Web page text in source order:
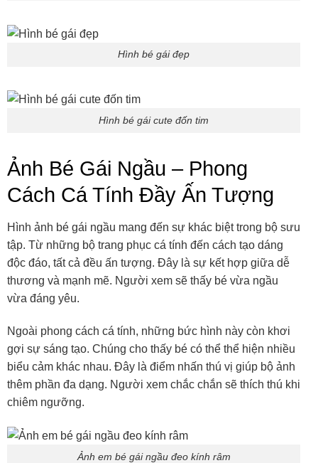
Hình bé gái đẹp
Hình bé gái cute đốn tim
Ảnh Bé Gái Ngầu – Phong
Cách Cá Tính Đầy Ấn Tượng
Hình ảnh bé gái ngầu mang đến sự khác biệt trong bộ sưu
tập. Từ những bộ trang phục cá tính đến cách tạo dáng
độc đáo, tất cả đều ấn tượng. Đây là sự kết hợp giữa dễ
thương và mạnh mẽ. Người xem sẽ thấy bé vừa ngầu
vừa đáng yêu.
Ngoài phong cách cá tính, những bức hình này còn khơi
gợi sự sáng tạo. Chúng cho thấy bé có thể thể hiện nhiều
biểu cảm khác nhau. Đây là điểm nhấn thú vị giúp bộ ảnh
thêm phần đa dạng. Người xem chắc chắn sẽ thích thú khi
chiêm ngưỡng.
Ảnh em bé gái ngầu đeo kính râm